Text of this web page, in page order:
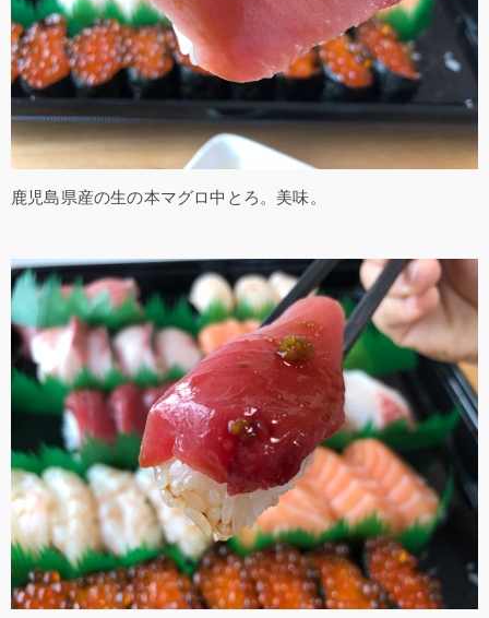
鹿児島県産の生の本マグロ中とろ。美味。